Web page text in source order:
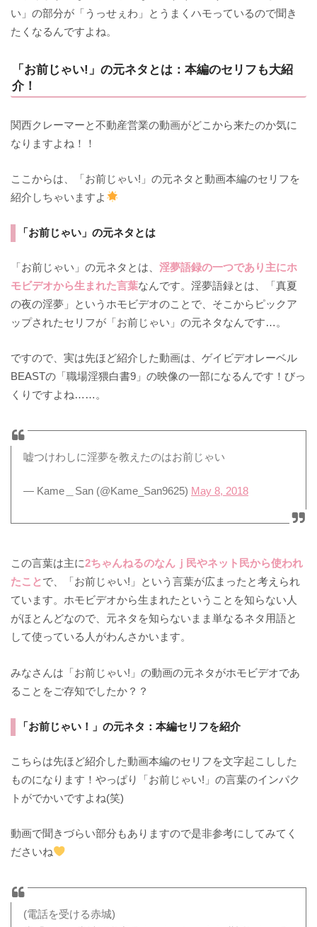
い」の部分が「うっせぇわ」とうまくハモっているので聞き
たくなるんですよね。
「お前じゃい!」の元ネタとは：本編のセリフも大紹
介！
関西クレーマーと不動産営業の動画がどこから来たのか気に
なりますよね！！
ここからは、「お前じゃい!」の元ネタと動画本編のセリフを
紹介しちゃいますよ
「お前じゃい」の元ネタとは
「お前じゃい」の元ネタとは、淫夢語録の一つであり主にホ
モビデオから生まれた言葉なんです。淫夢語録とは、「真夏
の夜の淫夢」というホモビデオのことで、そこからピックア
ップされたセリフが「お前じゃい」の元ネタなんです…。
ですので、実は先ほど紹介した動画は、ゲイビデオレーベル
BEASTの「職場淫猥白書9」の映像の一部になるんです！びっ
くりですよね……。
嘘つけわしに淫夢を教えたのはお前じゃい
— Kame＿San (@Kame_San9625) May 8, 2018
この言葉は主に2ちゃんねるのなんｊ民やネット民から使われ
たことで、「お前じゃい!」という言葉が広まったと考えられ
ています。ホモビデオから生まれたということを知らない人
がほとんどなので、元ネタを知らないまま単なるネタ用語と
して使っている人がわんさかいます。
みなさんは「お前じゃい!」の動画の元ネタがホモビデオであ
ることをご存知でしたか？？
「お前じゃい！」の元ネタ：本編セリフを紹介
こちらは先ほど紹介した動画本編のセリフを文字起こしした
ものになります！やっぱり「お前じゃい!」の言葉のインパク
トがでかいですよね(笑)
動画で聞きづらい部分もありますので是非参考にしてみてく
ださいね
(電話を受ける赤城)